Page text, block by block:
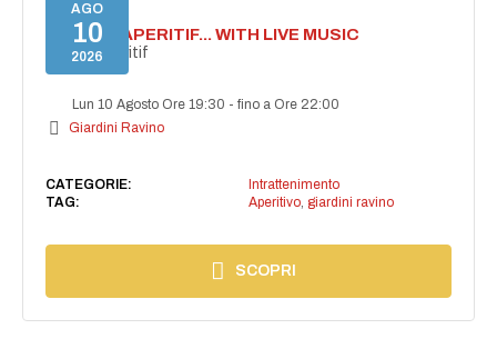
AGO
10
2026
SECRET APERITIF... WITH LIVE MUSIC
Secret aperitif
Lun 10 Agosto Ore 19:30 -fino a Ore 22:00
Giardini Ravino
CATEGORIE:
Intrattenimento
TAG:
Aperitivo, giardini ravino
SCOPRI